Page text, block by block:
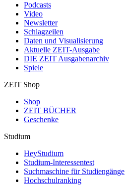
Podcasts
Video
Newsletter
Schlagzeilen
Daten und Visualisierung
Aktuelle ZEIT-Ausgabe
DIE ZEIT Ausgabenarchiv
Spiele
ZEIT Shop
Shop
ZEIT BÜCHER
Geschenke
Studium
HeyStudium
Studium-Interessentest
Suchmaschine für Studiengänge
Hochschulranking